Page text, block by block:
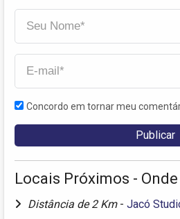
Concordo em tornar meu
Locais Próximos - Onde
Distância de 2 Km - Jacó